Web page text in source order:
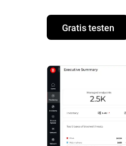
Gratis testen